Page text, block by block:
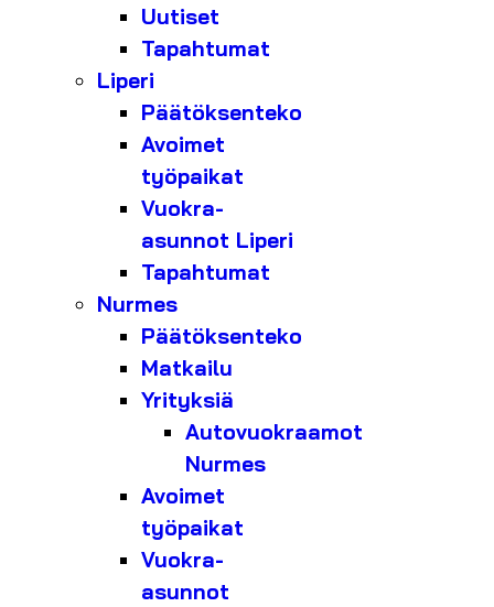
Uutiset
Tapahtumat
Liperi
Päätöksenteko
Avoimet
työpaikat
Vuokra-
asunnot Liperi
Tapahtumat
Nurmes
Päätöksenteko
Matkailu
Yrityksiä
Autovuokraamot
Nurmes
Avoimet
työpaikat
Vuokra-
asunnot